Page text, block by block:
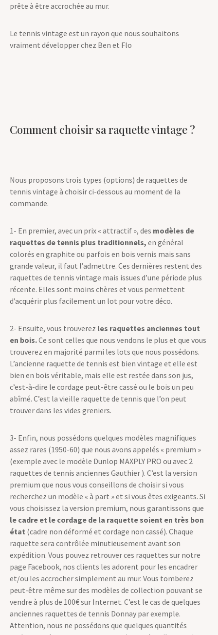
prête à être accrochée au mur.
Le tennis vintage est un rayon que nous souhaitons
vraiment développer chez Ben et Flo
Comment choisir sa raquette vintage ?
Nous proposons trois types (options) de raquettes de
tennis vintage à choisir ci-dessous au moment de la
commande.
1- En premier, avec un prix « attractif », des modèles de
raquettes de tennis plus traditionnels, en général
colorés en graphite ou parfois en bois vernis mais sans
grande valeur, il faut l’admettre. Ces dernières restent des
raquettes de tennis vintage mais issues d’une période plus
récente. Elles sont moins chères et vous permettent
d’acquérir plus facilement un lot pour votre déco.
2- Ensuite, vous trouverez les raquettes anciennes tout
en bois.Ce sont celles que nous vendons le plus et que vous
trouverez en majorité parmi les lots que nous possédons.
L’ancienne raquette de tennis est bien vintage et elle est
bien en bois véritable, mais elle est restée dans son jus,
c’est-à-dire le cordage peut-être cassé ou le bois un peu
abîmé. C’est la vieille raquette de tennis que l’on peut
trouver dans les vides greniers.
3- Enfin, nous possédons quelques modèles magnifiques
assez rares (1950-60) que nous avons appelés « premium »
(exemple avec le modèle Dunlop MAXPLY PRO ou avec 2
raquettes de tennis anciennes Gauthier ). C’est la version
premium que nous vous conseillons de choisir si vous
recherchez un modèle « à part » et si vous êtes exigeants. Si
vous choisissez la version premium, nous garantissons que
le cadre et le cordage de la raquette soient en très bon
état (cadre non déformé et cordage non cassé). Chaque
raquette sera contrôlée minutieusement avant son
expédition. Vous pouvez retrouver ces raquettes sur notre
page Facebook, nos clients les adorent pour les encadrer
et/ou les accrocher simplement au mur. Vous tomberez
peut-être même sur des modèles de collection pouvant se
vendre à plus de 100€ sur Internet. C’est le cas de quelques
anciennes raquettes de tennis Donnay par exemple.
Attention, nous ne possédons que quelques quantités